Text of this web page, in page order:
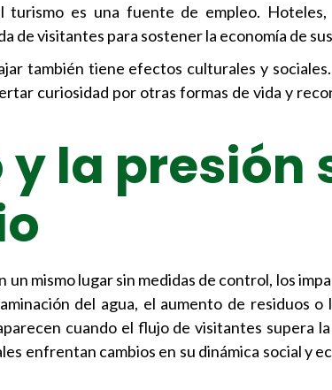
turismo es una fuente de empleo.
de visitantes para sostener la economía de
también tiene efectos culturales y
curiosidad por otras formas de vida y
la presión
un mismo lugar sin medidas de control, los
del agua, el aumento de residuos
cuando el flujo de visitantes supera la
enfrentan cambios en su dinámica social y